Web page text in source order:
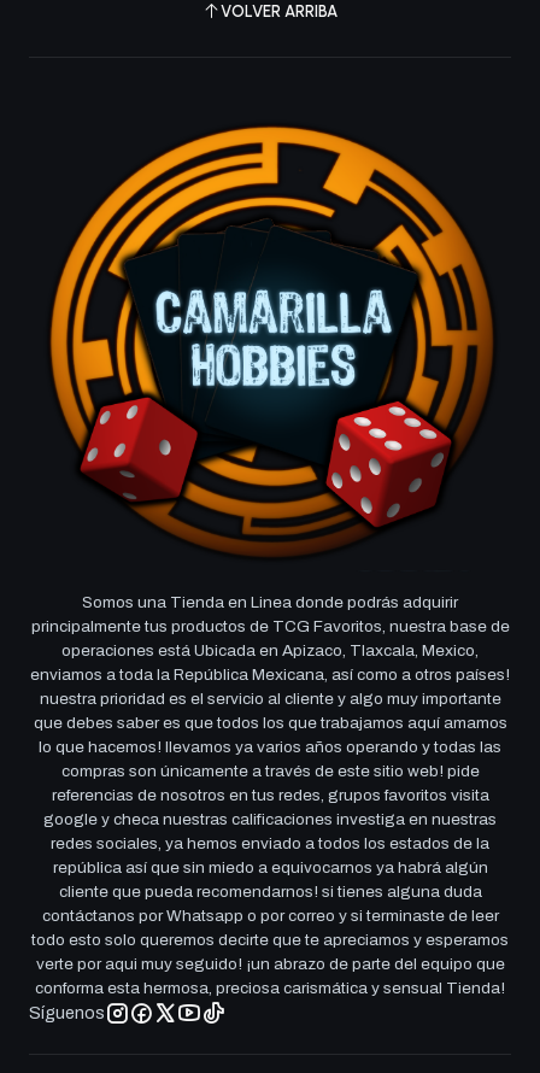
VOLVER ARRIBA
Somos una Tienda en Linea donde podrás adquirir
principalmente tus productos de TCG Favoritos, nuestra base de
operaciones está Ubicada en Apizaco, Tlaxcala, Mexico,
enviamos a toda la República Mexicana, así como a otros países!
nuestra prioridad es el servicio al cliente y algo muy importante
que debes saber es que todos los que trabajamos aquí amamos
lo que hacemos! llevamos ya varios años operando y todas las
compras son únicamente a través de este sitio web! pide
referencias de nosotros en tus redes, grupos favoritos visita
google y checa nuestras calificaciones investiga en nuestras
redes sociales, ya hemos enviado a todos los estados de la
república así que sin miedo a equivocarnos ya habrá algún
cliente que pueda recomendarnos! si tienes alguna duda
contáctanos por Whatsapp o por correo y si terminaste de leer
todo esto solo queremos decirte que te apreciamos y esperamos
verte por aqui muy seguido! ¡un abrazo de parte del equipo que
conforma esta hermosa, preciosa carismática y sensual Tienda!
Síguenos